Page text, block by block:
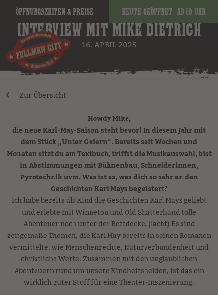
Öffnungszeiten & Preise Heute geöffnet ab 10 Uhr
INTERVIEW MIT MIKE DIETRICH
16. APRIL 2025
Zur Übersicht
Howdy Mike,
die neue Karl-May-Saison steht bevor! In diesem Jahr mit
dem Stück „Unter Geiern“. Bereits seit Wochen und
Monaten sitzt du am Textbuch, triffst die Musikauswahl, bist
in Abstimmungen mit Bühnenbau, Schneiderinnen,
Pyrotechnik uvm. Was ist es, was dich so sehr an den
Geschichten Karl Mays begeistert?
Ich habe bereits als Kind die Geschichten Karl Mays geliebt
und erlebte mit Winnetou und Old Shatterhand tolle
Abenteuer noch unter der Bettdecke. (lacht) Es sind
zeitgemäße Themen, die Karl May bereits in seinen Romanen
vermittelte, wie Menschenrechte, Naturverbundenheit und
christliche Werte. Zusammen mit den unglaublichen
Abenteuern rund um unsere Kindheitshelden, ist das ein
wirklich guter Stoff für eine Theater-Inszenierung.